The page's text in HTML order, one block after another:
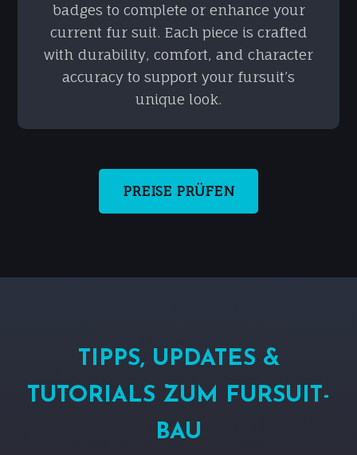
badges to complete or enhance your
current fur suit. Each piece is crafted
with durability, comfort, and character
accuracy to support your fursuit’s
unique look.
PREISE PRÜFEN
TIPPS, UPDATES &
TUTORIALS ZUM FURSUIT-
BAU